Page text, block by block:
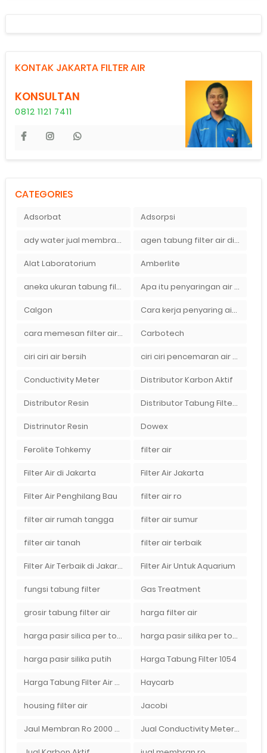
KONTAK JAKARTA FILTER AIR
KONSULTAN
0812 1121 7411
CATEGORIES
Adsorbat Adsorpsi
ady water jual membran ro 2000 gpd harganya sangat murah agen tabung filter air di bandung
Alat Laboratorium Amberlite
aneka ukuran tabung filter air Apa itu penyaringan air secara umum
Calgon Cara kerja penyaring air Ady Water dengan tabung FRP berisikan lapisan media filter air
cara memesan filter air Ady Wate Carbotech
ciri ciri air bersih ciri ciri pencemaran air sumur bor di rumah
Conductivity Meter Distributor Karbon Aktif
Distributor Resin Distributor Tabung Filter Air FRP1054 di Bandung
Distrinutor Resin Dowex
Ferolite Tohkemy filter air
Filter Air di Jakarta Filter Air Jakarta
Filter Air Penghilang Bau filter air ro
filter air rumah tangga filter air sumur
filter air tanah filter air terbaik
Filter Air Terbaik di Jakarta Filter Air Untuk Aquarium
fungsi tabung filter Gas Treatment
grosir tabung filter air harga filter air
harga pasir silica per ton per kg harga pasir silika per ton per kg
harga pasir silika putih Harga Tabung Filter 1054
Harga Tabung Filter Air Sumur Haycarb
housing filter air Jacobi
Jaul Membran Ro 2000 GPD Harga Murah Jual Conductivity Meter Lutron